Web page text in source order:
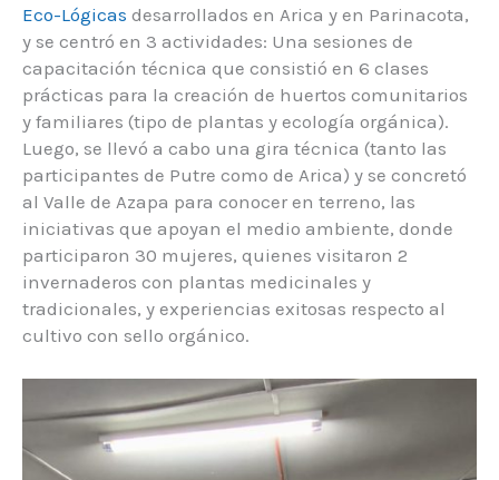
Eco-Lógicas desarrollados en Arica y en Parinacota,
y se centró en 3 actividades: Una sesiones de
capacitación técnica que consistió en 6 clases
prácticas para la creación de huertos comunitarios
y familiares (tipo de plantas y ecología orgánica).
Luego, se llevó a cabo una gira técnica (tanto las
participantes de Putre como de Arica) y se concretó
al Valle de Azapa para conocer en terreno, las
iniciativas que apoyan el medio ambiente, donde
participaron 30 mujeres, quienes visitaron 2
invernaderos con plantas medicinales y
tradicionales, y experiencias exitosas respecto al
cultivo con sello orgánico.